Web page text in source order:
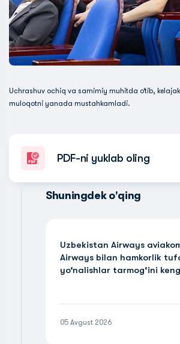
Uchrashuv ochiq va samimiy muhitda o‘tib,
muloqotni yanada mustahkamladi.
PDF-ni yuklab oling
Shuningdek o'qing
Uzbekistan Airways
Airways bilan hamkorlik
yo‘nalishlar tarmog‘ini
05 Avgust 2026